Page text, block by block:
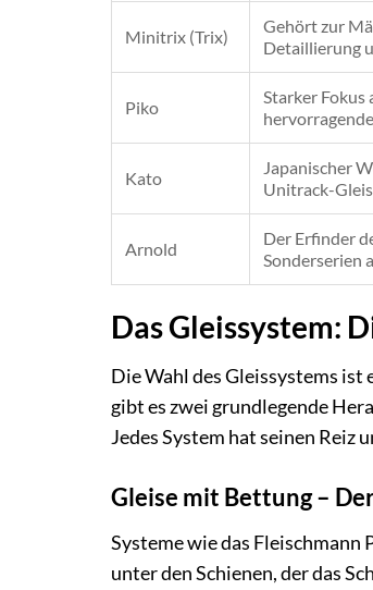
Minitrix (Trix)
Gehört zur
Detaillierung
Piko
Starker Fokus
Kato
Japanischer
Unitrack-
Arnold
Der Erfinder
Sonderserien
Das Gleissystem:
Die Wahl des Gleissystems ist
gibt es zwei grundlegende
Jedes System hat seinen
Gleise mit Bettung –
Systeme wie das
unter den Schienen, der das